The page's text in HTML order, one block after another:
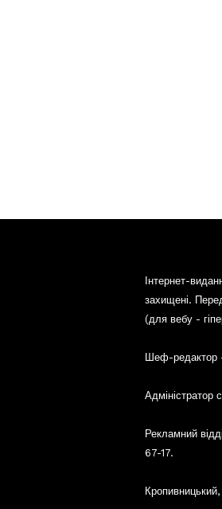
Інтернет-
захищені.
(для вебу -
Шеф-
Адміністратор
Рекламний
67-17.